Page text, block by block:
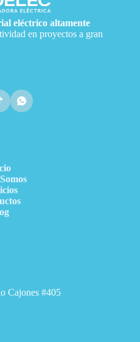
eléctrico altamente
en proyectos a gran
Cajones #405